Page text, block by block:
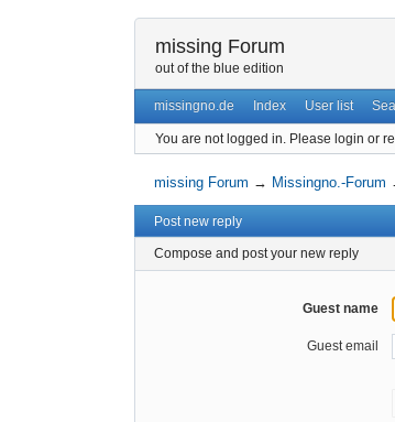
missing Forum
out of the blue edition
missingno.de Index User list
You are not logged in. Please login or
missing Forum → Missingno.-Forum
Post new reply
Compose and post your new reply
Guest name
Guest email